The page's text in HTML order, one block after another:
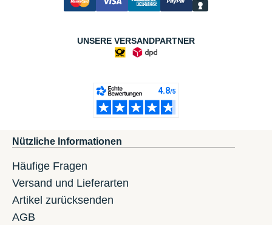
UNSERE VERSANDPARTNER
Nützliche Informationen
Häufige Fragen
Versand und Lieferarten
Artikel zurücksenden
AGB